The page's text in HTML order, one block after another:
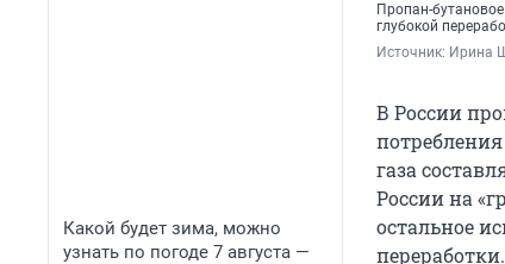
Какой будет зима, можно
узнать по погоде 7 августа —
Пропан-
глубокой
Источник: Ирина
В России
газа
России на
остальное